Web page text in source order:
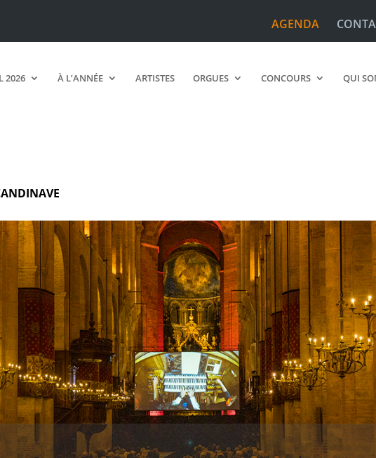
AGENDA
2026 À L’ANNÉE ARTISTES ORGUES CONCOURS QUI